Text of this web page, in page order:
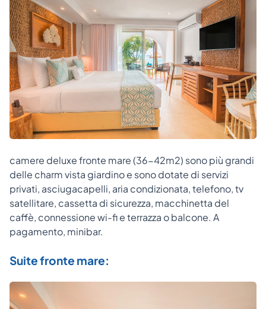
camere deluxe fronte mare (36-42m2) sono più grandi
delle charm vista giardino e sono dotate di servizi
privati, asciugacapelli, aria condizionata, telefono, tv
satellitare, cassetta di sicurezza, macchinetta del
caffè, connessione wi-fi e terrazza o balcone. A
pagamento, minibar.
Suite fronte mare: